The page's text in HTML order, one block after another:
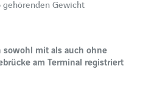
gehörenden Gewicht
sowohl mit als auch ohne
am Terminal registriert